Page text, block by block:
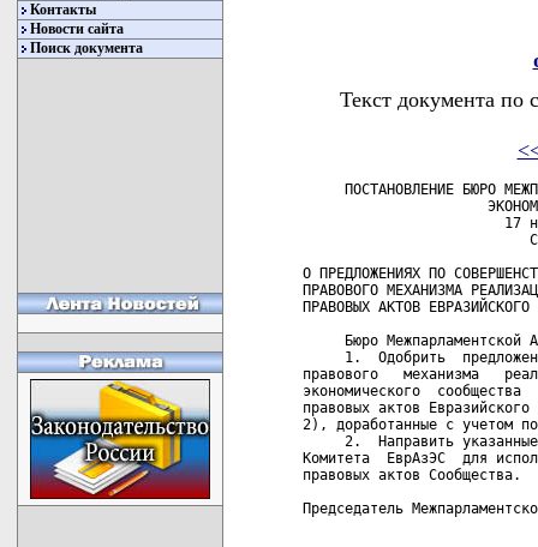
Контакты
Новости сайта
Поиск документа
Текст документа по
ПОСТАНОВЛЕНИЕ БЮРО МЕЖПАРЛАМЕНТСКОЙ АССАМБЛЕИ ЕВРАЗИЙСКОГО
                      ЭКОНОМИЧЕСКОГО СООБЩЕСТВА
                        17 ноября 2005 г. № 7
                           Санкт-Петербург

О ПРЕДЛОЖЕНИЯХ ПО СОВЕРШЕНСТВОВАНИЮ ОРГАНИЗАЦИОННО-
ПРАВОВОГО МЕХАНИЗМА РЕАЛИЗАЦИИ И СИСТЕМАТИЗАЦИИ
ПРАВОВЫХ АКТОВ ЕВРАЗИЙСКОГО ЭКОНОМИЧЕСКОГО СООБЩЕСТВА

     Бюро Межпарламентской Ассамблеи ПОСТАНОВЛЯЕТ:
     1.  Одобрить  предложения по совершенствованию  организационно-
правового   механизма   реализации   правовых   актов   Евразийского
экономического  сообщества  и  проект  Положения  о  Едином  реестре
правовых актов Евразийского экономического сообщества (приложения 1,
2), доработанные с учетом поступивших замечаний.
     2.  Направить указанные документы в Секретариат Интеграционного
Комитета  ЕврАзЭС  для использования при разработке  соответствующих
правовых актов Сообщества.
     
Председатель Межпарламентской Ассамблеи                  Б.В.Грызлов
     
                                                    Приложение 1
                                                    к постановлению
                                                    Бюро МПА ЕврАзЭС
                                                    от 17.11.05 № 7
                                  
                             ПРЕДЛОЖЕНИЯ
 по совершенствованию организационно-правового механизма реализации
        правовых актов Евразийского экономического сообщества
                                  
     Настоящий  документ разработан на основании статьи 14  Договора
об  учреждении Евразийского экономического сообщества от 10  октября
2000 года и определяет:
     организационно-правовой   механизм    реализации    действующих
международных  договоров,  Основ законодательства  ЕврАзЭС,  решений
органов ЕврАзЭС;
     систему контроля за реализацией правовых актов ЕврАзЭС;
     соотношение правовых актов Сообщества с нормативными  правовыми
актами государств - членов ЕврАзЭС.

1. Общие положения

1.1. Основные понятия и определения

     Для  целей настоящего документа используются следующие основные
понятия и определения:
     правовые  акты Сообщества - действующие международные  договоры
(за  исключением  международных договоров, подлежащих  ратификации),
Основы    законодательства   ЕврАзЭС,   решения   органов   ЕврАзЭС,
обязательные  или  рекомендуемые для применения в  отдельных  сферах
правоотношений;
     национальные  акты  -  нормативные правовые  акты,  принятые  в
порядке,     установленном    законодательством    стран    ЕврАзЭС,
обеспечивающие  реализацию  целей  и  задач  ЕврАзЭС,   определяемых
правовыми актами Сообщества;
     гармонизация      (сближение,     унификация)      национальных
законодательств  -  правовые  процедуры установления  согласованного
порядка  регулирования  отдельных  сфер  правоотношений  посредством
юридической  интерпретации правовых актов Сообщества в  национальные
акты на принципах, взаимоприемлемых для государств - членов ЕврАзЭС,
при  приоритете  общепризнанных норм  международного  права,  в  том
числе:
     гармонизация национальных законодательств - правовая  процедура
приведения национальных актов в такое соотношение с правовыми актами
Сообщества,  при  котором национальные акты  по  своему  содержанию,
направленности,   правовым  последствиям   и   принципам   правового
регулирования  аналогичны (однородны) правовым актам Сообщества  при
различии   мер,   осуществляемых  государственными  органами   стран
Сообщества для достижения результата;
     сближение  национальных законодательств  -  правовая  процедура
приведения национальных актов в такое соотношение с правовыми актами
Сообщества,  при  котором национальные акты по своему  содержанию  и
направленности  в основном соответствуют (не противоречат)  правовым
актам Сообщества;
     унификация  национальных законодательств -  правовая  процедура
приведения национальных актов в такое соотношение с правовыми актами
Сообщества,   при   котором  нормы  национальных   актов   идентичны
(полностью   совпадают)  правоустанавливающим  нормам  и  положениям
правовых актов Сообщества;
     имплементация    -    юридическая    форма    реализации     на
внутригосударственном  уровне правовых  актов  Сообщества  путем  их
трансформации в соответствующие